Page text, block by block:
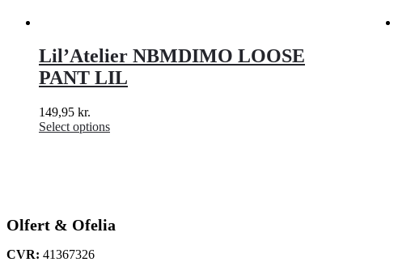
Lil’Atelier NBMDIMO LOOSE
PANT LIL
149,95 kr.
Select options
Olfert & Ofelia
CVR: 41367326